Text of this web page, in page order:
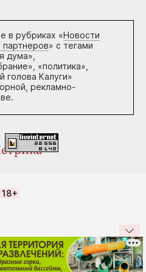
в рубриках «Новости
» с тегами
дума»,
«политика»,
голова Калуги»
рекламно-
18+